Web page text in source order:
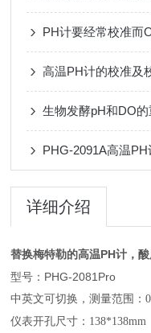
PH计要经常校准而
高温PH计的校准及
生物发酵pH和DO的
PHG-2091A高温PH
详细介绍
替换梅特勒的高温PH计，
型号：PHG-2081Pro
中英文可切换，测量范围：
仪表开孔尺寸：138*138mm